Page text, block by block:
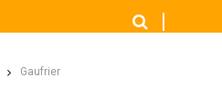
Gaufrier